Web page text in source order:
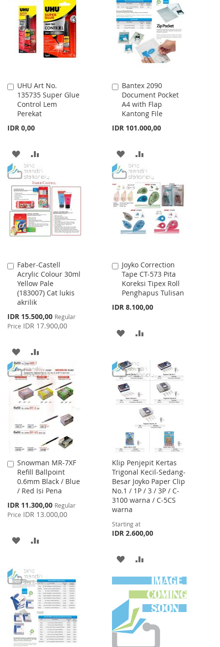
LIST
WISH
LIST
COMPARE
UHU Art No.
135735 Super Glue
Control Lem
Perekat
IDR 0,00
Add
to
Cart
ADD
TO
WISH
LIST
TO
COMPARE
Bantex 2090
Document Pocket
A4 with Flap
Kantong File
IDR 101.000,00
Add
to
Cart
ADD
TO
WISH
LIST
TO
COMPARE
Faber-Castell
Acrylic Colour 30ml
Yellow Pale
(183007) Cat lukis
akrilik
Special
Price
IDR 15.500,00 Regular
Price IDR 17.900,00
Add
to
Cart
ADD
TO
WISH
LIST
TO
COMPARE
Joyko Correction
Tape CT-573 Pita
Koreksi Tipex Roll
Penghapus Tulisan
IDR 8.100,00
Add
to
Cart
ADD
WISH
LIST
COMPARE
Snowman MR-7XF
Refill Ballpoint
0.6mm Black / Blue
/ Red Isi Pena
Special
Price
IDR 11.300,00 Regular
Price IDR 13.000,00
Add
to
Cart
ADD
WISH
LIST
COMPARE
Klip Penjepit Kertas
Trigonal Kecil-Sedang-
Besar Joyko Paper Clip
No.1 / 1P / 3 / 3P / C-
3100 warna / C-5CS
warna
Starting at
IDR 2.600,00
ADD
TO
WISH
LIST
TO
COMPARE